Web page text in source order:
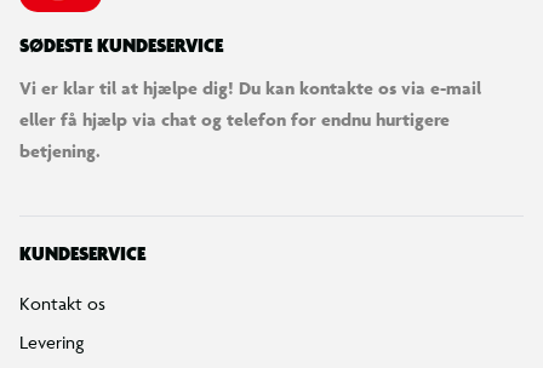
SØDESTE KUNDESERVICE
Vi er klar til at hjælpe dig! Du kan kontakte os via e-mail
eller få hjælp via chat og telefon for endnu hurtigere
betjening.
KUNDESERVICE
Kontakt os
Levering